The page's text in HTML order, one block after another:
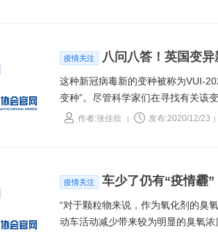
疫情关注 八问八答！英国变
这种新冠病毒新的变种被称为VUI-
变种”。尽管科学家们在寻找有关该
变种至今，短短两周，已在英国和
作者:张佳欣 发布:2020/12/23
疫情关注 车少了仍有“疫情霾
“对于颗粒物来说，作为氧化剂的臭
动车活动减少带来较为明显的臭氧